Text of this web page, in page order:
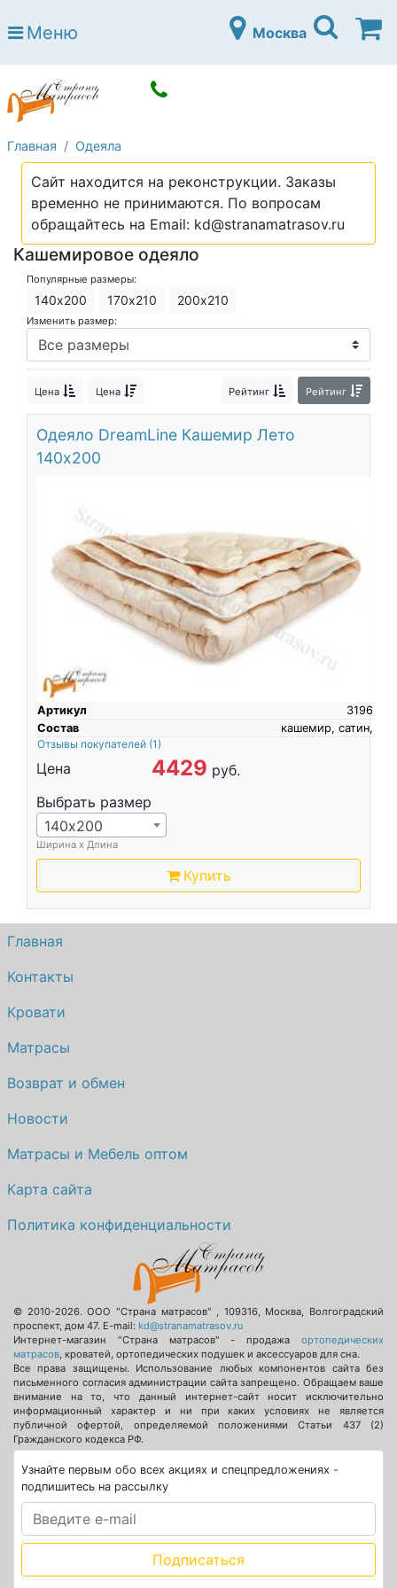
Страна матрасов
Open submenu (Матрасы)
Open submenu (Кровати)
Кровати
Open submenu (Аксессуары)
Open submenu (Диваны)
Диваны
Open submenu (Постельное белье)
Постельное белье
Open submenu (Мебель)
Мебель
Open submenu (Основания)
Основания
Open submenu (Детские матрасы)
Детские матрасы
Open submenu (Детские кровати)
Open submenu (Шкафы)
Шкафы
Контакты
Меню Москва
Главная Одеяла
Сайт находится на реконструкции. Заказы
временно не принимаются. По вопросам
обращайтесь на Email: kd@stranamatrasov.ru
Кашемировое одеяло
Популярные размеры:
140х200 170х210 200х210
Изменить размер:
Цена Цена Рейтинг Рейтинг
Одеяло DreamLine Кашемир Лето
140х200
Артикул
3196
Состав
кашемир, сатин,
Отзывы покупателей (1)
Цена 4429 руб.
Выбрать размер
140х200
Ширина х Длина
Купить
Главная
Контакты
Кровати
Матрасы
Возврат и обмен
Новости
Матрасы и Мебель оптом
Карта сайта
Политика конфиденциальности
© 2010-2026.ООО "Страна матрасов" 109316, Москва
Волгоградский
проспект, дом 47. E-mail: kd@stranamatrasov.ru
Интернет-магазин "Страна матрасов" - продажа ортопедических
матрасов , кроватей, ортопедических подушек и аксессуаров для сна.
Все права защищены. Использование любых компонентов сайта без
письменного согласия администрации сайта запрещено. Обращаем ваше
внимание на то, что данный интернет-сайт носит исключительно
информационный характер и ни при каких условиях не является
публичной офертой, определяемой положениями Статьи 437 (2)
Гражданского кодекса РФ.
Узнайте первым обо всех акциях и спецпредложениях -
подпишитесь на рассылку